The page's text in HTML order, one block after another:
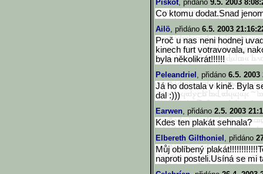
Piskot, přidáno 9.5. 2003
Co ktomu dodat.Snad
Ailö, přidáno 6.5. 2003
Proč u nas neni hodnej
kinech furt votravovala,
byla několikrát!!!!!!
Peleandriel , přidáno 6.5. 2003
Já ho dostala v kině. Byla
dal :)))
Earwen, přidáno 2.5. 2003
Kdes ten plakát sehnala?
Elbereth Gilthoniel , přidáno
Můj oblíbený
naproti posteli.Usíná se mi